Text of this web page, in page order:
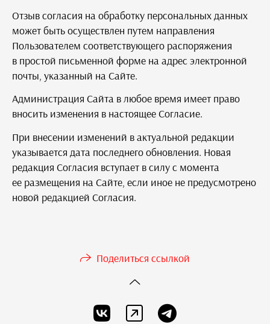
Отзыв согласия на обработку персональных данных
может быть осуществлен путем направления
Пользователем соответствующего распоряжения
в простой письменной форме на адрес электронной
почты, указанный на Сайте.
Администрация Сайта в любое время имеет право
вносить изменения в настоящее Согласие.
При внесении изменений в актуальной редакции
указывается дата последнего обновления. Новая
редакция Согласия вступает в силу с момента
ее размещения на Сайте, если иное не предусмотрено
новой редакцией Согласия.
Поделиться ссылкой